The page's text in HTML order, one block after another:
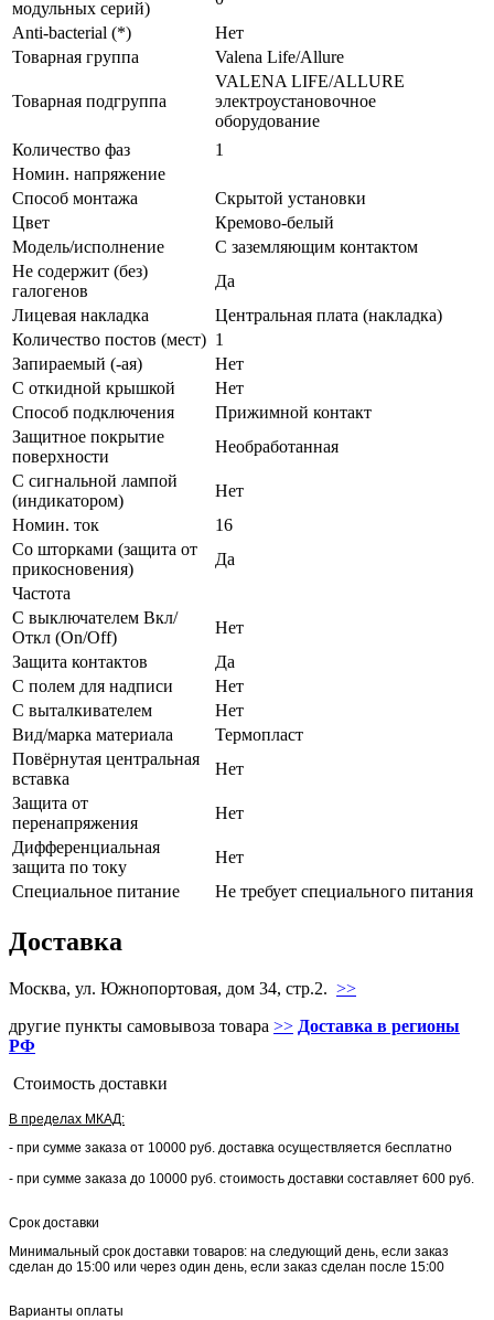
модульных серий)
Anti-bacterial (*)
Нет
Товарная группа
Valena Life/Allure
Товарная подгруппа
VALENA LIFE/ALLURE
электроустановочное
оборудование
Количество фаз
1
Номин. напряжение
Способ монтажа
Скрытой установки
Цвет
Кремово-белый
Модель/исполнение
С заземляющим контактом
Не содержит (без)
галогенов
Да
Лицевая накладка
Центральная плата (накладка)
Количество постов (мест) 1
Запираемый (-ая)
Нет
С откидной крышкой
Нет
Способ подключения
Прижимной контакт
Защитное покрытие
поверхности
Необработанная
С сигнальной лампой
(индикатором)
Нет
Номин. ток
16
Со шторками (защита от
прикосновения)
Да
Частота
С выключателем Вкл/
Откл (On/Off)
Нет
Защита контактов
Да
С полем для надписи
Нет
С выталкивателем
Нет
Вид/марка материала
Термопласт
Повёрнутая центральная
вставка
Нет
Защита от
перенапряжения
Нет
Дифференциальная
защита по току
Нет
Специальное питание
Не требует специального питания
Доставка
Москва, ул. Южнопортовая, дом 34, стр.2. >>
другие пункты самовывоза товара >> Доставка в регионы
РФ
Стоимость доставки
В пределах МКАД:
- при сумме заказа от 10000 руб. доставка осуществляется бесплатно
- при сумме заказа до 10000 руб. стоимость доставки составляет 600 руб.
Срок доставки
Минимальный срок доставки товаров: на следующий день, если заказ
сделан до 15:00 или через один день, если заказ сделан после 15:00
Варианты оплаты